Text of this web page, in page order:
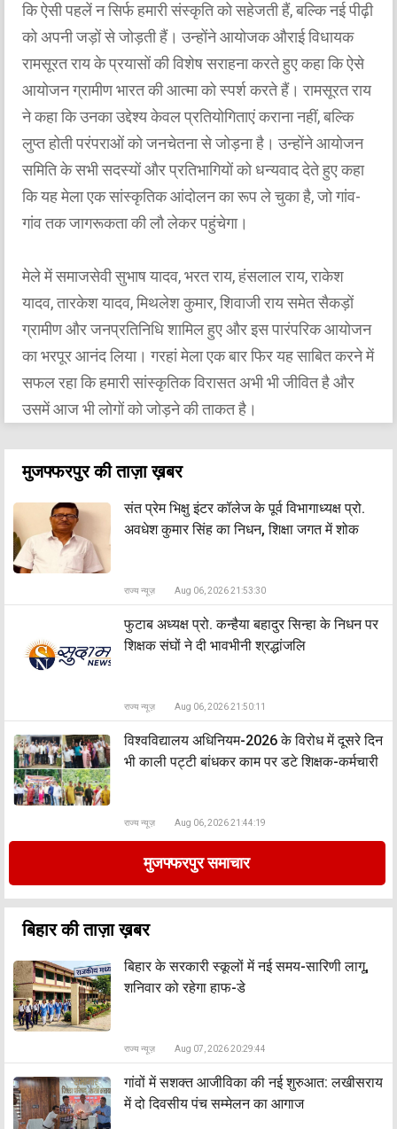
कि ऐसी पहलें न सिर्फ हमारी संस्कृति को सहेजती हैं, बल्कि नई पीढ़ी
को अपनी जड़ों से जोड़ती हैं। उन्होंने आयोजक औराई विधायक
रामसूरत राय के प्रयासों की विशेष सराहना करते हुए कहा कि ऐसे
आयोजन ग्रामीण भारत की आत्मा को स्पर्श करते हैं। रामसूरत राय
ने कहा कि उनका उद्देश्य केवल प्रतियोगिताएं कराना नहीं, बल्कि
लुप्त होती परंपराओं को जनचेतना से जोड़ना है। उन्होंने आयोजन
समिति के सभी सदस्यों और प्रतिभागियों को धन्यवाद देते हुए कहा
कि यह मेला एक सांस्कृतिक आंदोलन का रूप ले चुका है, जो गांव-
गांव तक जागरूकता की लौ लेकर पहुंचेगा।
मेले में समाजसेवी सुभाष यादव, भरत राय, हंसलाल राय, राकेश
यादव, तारकेश यादव, मिथलेश कुमार, शिवाजी राय समेत सैकड़ों
ग्रामीण और जनप्रतिनिधि शामिल हुए और इस पारंपरिक आयोजन
का भरपूर आनंद लिया। गरहां मेला एक बार फिर यह साबित करने में
सफल रहा कि हमारी सांस्कृतिक विरासत अभी भी जीवित है और
उसमें आज भी लोगों को जोड़ने की ताकत है।
मुजफ्फरपुर की ताज़ा ख़बर
संत प्रेम भिक्षु इंटर कॉलेज के पूर्व विभागाध्यक्ष प्रो.
अवधेश कुमार सिंह का निधन, शिक्षा जगत में शोक
राज्य न्यूज़ Aug 06, 2026 21:53:30
फुटाब अध्यक्ष प्रो. कन्हैया बहादुर सिन्हा के निधन पर
शिक्षक संघों ने दी भावभीनी श्रद्धांजलि
राज्य न्यूज़ Aug 06, 2026 21:50:11
विश्वविद्यालय अधिनियम-2026 के विरोध में दूसरे दिन
भी काली पट्टी बांधकर काम पर डटे शिक्षक-कर्मचारी
राज्य न्यूज़ Aug 06, 2026 21:44:19
मुजफ्फरपुर समाचार
बिहार की ताज़ा ख़बर
बिहार के सरकारी स्कूलों में नई समय-सारिणी लागू,
शनिवार को रहेगा हाफ-डे
राज्य न्यूज़ Aug 07, 2026 20:29:44
​गांवों में सशक्त आजीविका की नई शुरुआत: लखीसराय
में दो दिवसीय पंच सम्मेलन का आगाज